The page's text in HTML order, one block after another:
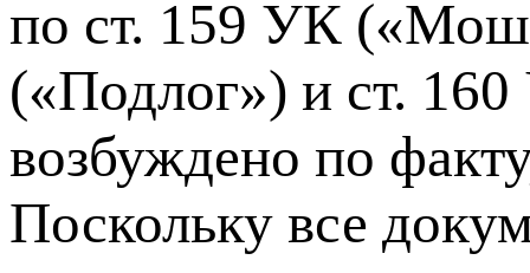
по ст. 159 УК
(«Подлог») и ст.
возбуждено по
Поскольку все